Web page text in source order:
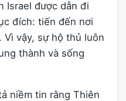
Israel được dẫn đi
đích: tiến đến nơi
Vì vậy, sự hộ thủ luôn
thành và sống
niềm tin rằng Thiên